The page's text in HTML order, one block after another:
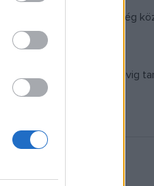
végző német cég
ban kezdte meg az öt évig